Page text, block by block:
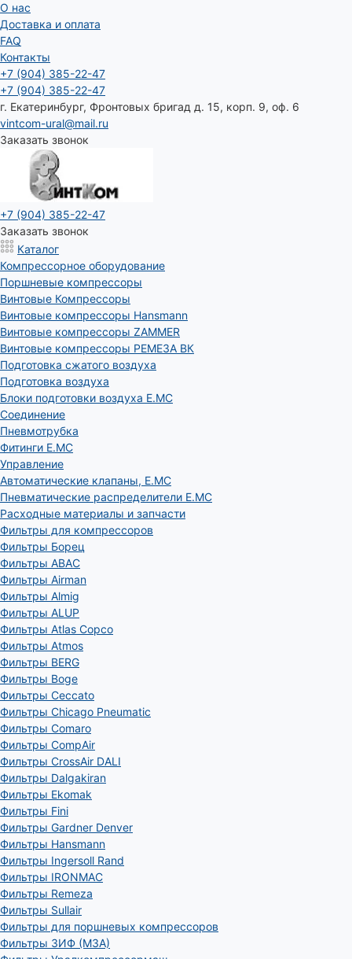
О нас
Доставка и оплата
FAQ
Контакты
+7 (904) 385-22-47
+7 (904) 385-22-47
г. Екатеринбург, Фронтовых бригад д. 15, корп. 9, оф. 6
vintcom-ural@mail.ru
Заказать звонок
+7 (904) 385-22-47
Заказать звонок
Каталог
Компрессорное оборудование
Поршневые компрессоры
Винтовые Компрессоры
Винтовые компрессоры Hansmann
Винтовые компрессоры ZAMMER
Винтовые компрессоры РЕМЕЗА ВК
Подготовка сжатого воздуха
Подготовка воздуха
Блоки подготовки воздуха E.MC
Соединение
Пневмотрубка
Фитинги E.MC
Управление
Автоматические клапаны, Е.МС
Пневматические распределители E.MC
Расходные материалы и запчасти
Фильтры для компрессоров
Фильтры Борец
Фильтры ABAC
Фильтры Airman
Фильтры Almig
Фильтры ALUP
Фильтры Atlas Copco
Фильтры Atmos
Фильтры BERG
Фильтры Boge
Фильтры Ceccato
Фильтры Chicago Pneumatic
Фильтры Comaro
Фильтры CompAir
Фильтры CrossAir DALI
Фильтры Dalgakiran
Фильтры Ekomak
Фильтры Fini
Фильтры Gardner Denver
Фильтры Hansmann
Фильтры Ingersoll Rand
Фильтры IRONMAC
Фильтры Remeza
Фильтры Sullair
Фильтры для поршневых компрессоров
Фильтры ЗИФ (МЗА)